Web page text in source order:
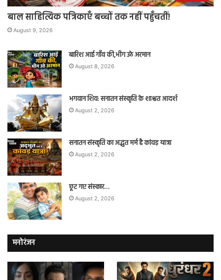
बाल साहित्यिक पत्रिकाएँ बच्चों तक नहीं पहुँचतीं!
August 9, 2026
बारिश आई गाँव की,भीग उठे अरमान
August 8, 2026
भगवान शिव: सनातन संस्कृति के शाश्वत आदर्श
August 2, 2026
सनातन संस्कृति का अद्भुत मर्म है कांवड़ यात्रा
August 2, 2026
छूट गए संस्कार…
August 2, 2026
मनोरंजन